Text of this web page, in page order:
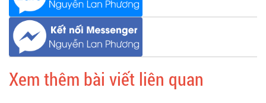
Xem thêm bài viết liên quan